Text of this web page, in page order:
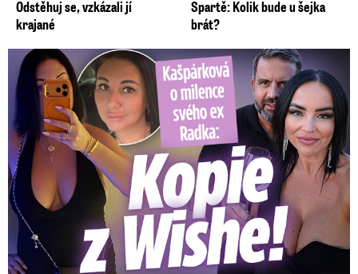
Odstěhuj se, vzkázali jí
krajané
Spartě: Kolik bude u šejka
brát?
Kašpárková o milence svého ex Radka: Kopie z Wishe!